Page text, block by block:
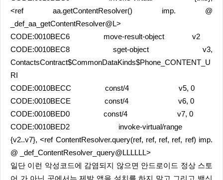
<ref aa.getContentResolver() imp. @
_def_aa_getContentResolver@L>
CODE:0010BEC6 move-result-object v2
CODE:0010BEC8 sget-object v3,
ContactsContract$CommonDataKinds$Phone_CONTENT_U
RI
CODE:0010BECC const/4 v5, 0
CODE:0010BECE const/4 v6, 0
CODE:0010BED0 const/4 v7, 0
CODE:0010BED2 invoke-virtual/range
{v2..v7}, <ref ContentResolver.query(ref, ref, ref, ref, ref) imp.
@ _def_ContentResolver_query@LLLLLL>
일단 이런 악성코드에 감염되지 않으면 안드로이드 정상 스토